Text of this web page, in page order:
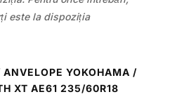
este la dispoziția
ANVELOPE YOKOHAMA /
XT AE61 235/60R18